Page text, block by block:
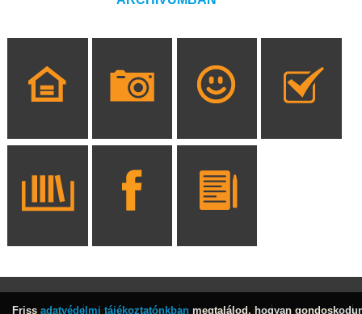
Friss adatvédelmi tájékoztatónkban megtalálod, hogyan